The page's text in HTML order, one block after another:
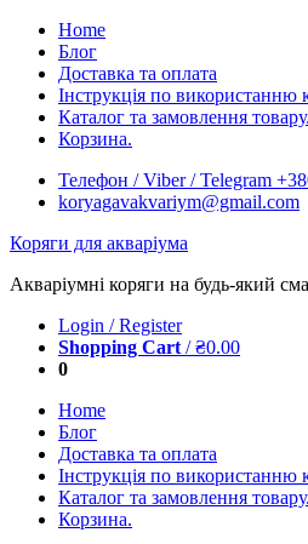
Skip
content
Home
Блог
Доставка та оплата
Інструкція по використанню
Каталог та замовлення товару.
Корзина.
Телефон / Viber / Telegram
koryagavakvariym@gmail.com
Коряги для акваріума
Акваріумні коряги на будь-який
Login / Register
Shopping Cart /₴0.00
0
Home
Блог
Доставка та оплата
Інструкція по використанню
Каталог та замовлення товару.
Корзина.